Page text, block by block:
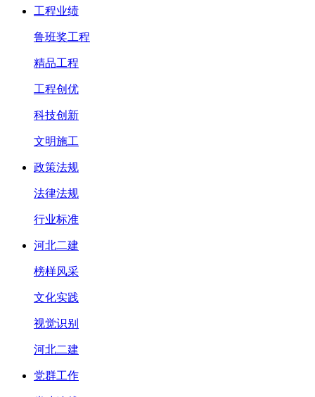
工程业绩
鲁班奖工程
精品工程
工程创优
科技创新
文明施工
政策法规
法律法规
行业标准
河北二建
榜样风采
文化实践
视觉识别
河北二建
党群工作